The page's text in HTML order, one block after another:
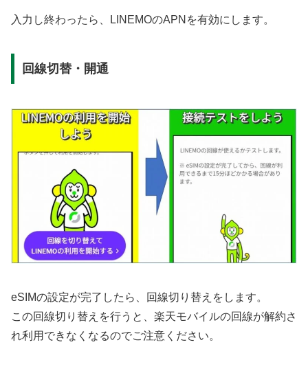
入力し終わったら、LINEMOのAPNを有効にします。
回線切替・開通
eSIMの設定が完了したら、回線切り替えをします。
この回線切り替えを行うと、楽天モバイルの回線が解約さ
れ利用できなくなるのでご注意ください。